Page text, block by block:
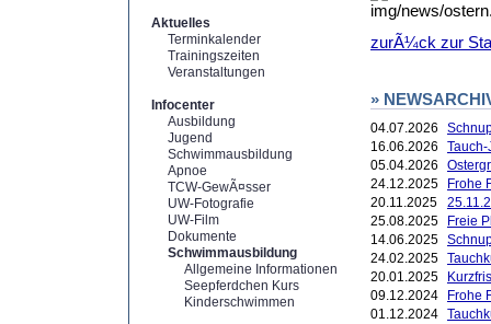
Aktuelles
Terminkalender
Trainingszeiten
Veranstaltungen
Infocenter
Ausbildung
Jugend
Schwimmausbildung
Apnoe
TCW-GewÃ¤sser
UW-Fotografie
UW-Film
Dokumente
Schwimmausbildung
Allgemeine Informationen
Seepferdchen Kurs
Kinderschwimmen
zurÃ¼ck zur
»
04.07.2026
16.06.2026
05.04.2026
24.12.2025
Frohe
20.11.2025
25.08.2025
Freie
14.06.2025
24.02.2025
20.01.2025
09.12.2024
Frohe
01.12.2024